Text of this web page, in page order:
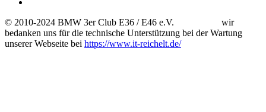
© 2010-2024 BMW 3er Club E36 / E46 e.V. wir
bedanken uns für die technische Unterstützung bei der Wartung
unserer Webseite bei https://www.it-reichelt.de/